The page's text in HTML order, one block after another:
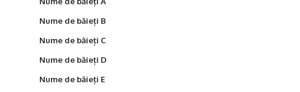
Nume de băieți B
Nume de băieți C
Nume de băieți D
Nume de băieți E